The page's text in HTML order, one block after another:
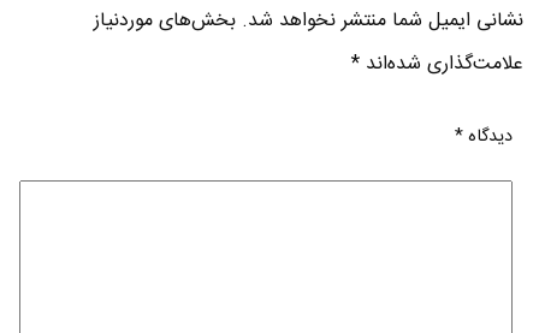
نشانی ایمیل شما منتشر نخواهد شد. بخش‌های موردنیاز
علامت‌گذاری شده‌اند*
دیدگاه*